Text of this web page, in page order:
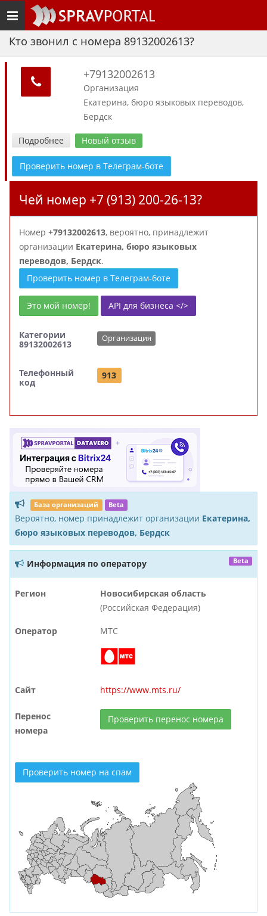
Toggle
navigation
Кто звонил с номера 89132002613?
+79132002613
Организация
Екатерина, бюро языковых переводов,
Бердск
Подробнее Новый отзыв
Проверить номер в Телеграм-боте
Чей номер +7 (913) 200-26-13?
Номер +79132002613, вероятно, принадлежит
организации Екатерина, бюро языковых
переводов, Бердск.
Проверить номер в Телеграм-боте
Это мой номер! API для бизнеса </>
Категории
89132002613
Организация
Телефонный
код
913
База организаций Beta
Вероятно, номер принадлежит организации Екатерина,
бюро языковых переводов, Бердск
Информация по оператору Beta
Регион
Новосибирская область
(Российская Федерация)
Оператор МТС
Сайт https://www.mts.ru/
Перенос
номера
Проверить перенос номера
Проверить номер на спам